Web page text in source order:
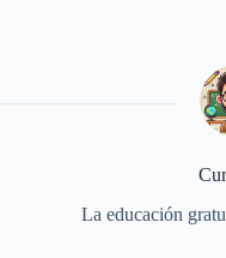
La educación